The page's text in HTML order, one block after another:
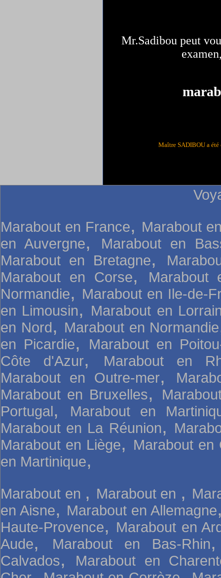
Mr.Sadibou peut
Maître SADIBOU a
Marabout en France, Marabout
en Auvergne,
Marabout en
Marabout en Bretagne,
Marabout en Corse,
Marabout
Normandie, Marabout en Ile-de-
en Limousin, Marabout en
en Nord, Marabout en Normandie
en Picardie,
Marabout en
Côte d'Azur,
Marabout en
Marabout en Outre-mer,
Marabout en Bruxelles,
Portugal,
Marabout en
Marabout en La Réunion,
Marabout en Liège, Marabout en
en Martinique,
Marabout en , Marabout en ,
en Aisne, Marabout en Allemagne
Haute-Provence, Marabout en
Aude, Marabout en Bas-Rhin
Calvados,
Marabout en